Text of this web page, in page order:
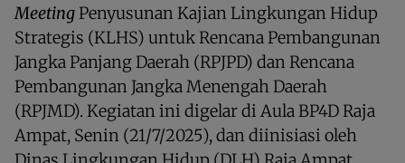
MeetingPenyusunan Kajian Lingkungan Hidup
Strategis (KLHS) untuk Rencana Pembangunan
Jangka Panjang Daerah (RPJPD) dan Rencana
Pembangunan Jangka Menengah Daerah
(RPJMD). Kegiatan ini digelar di Aula BP4D Raja
Ampat, Senin (21/7/2025), dan diinisiasi oleh